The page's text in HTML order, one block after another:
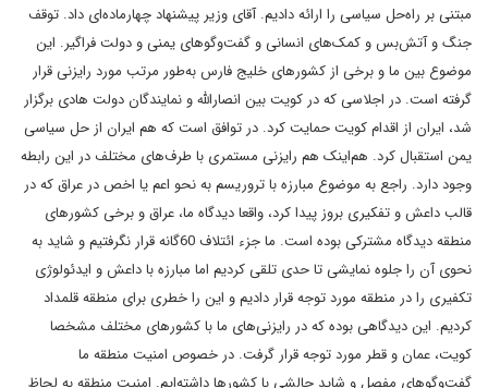
مبتنی بر راه‌حل سیاسی را ارائه دادیم. آقای وزیر پیشنهاد چهار‌ماده‌ای داد. توقف
جنگ و آتش‌بس و کمک‌های انسانی و گفت‌وگوهای یمنی و دولت فراگیر. این
موضوع بین ما و برخی از کشورهای خلیج فارس به‌طور مرتب مورد رایزنی قرار
گرفته است. در اجلاسی که در کویت بین انصارالله و نمایندگان دولت هادی برگزار
شد، ایران از اقدام کویت حمایت کرد. در توافق است که هم ایران از حل سیاسی
یمن استقبال کرد. هم‌اینک هم رایزنی مستمری با طرف‌های مختلف در این رابطه
وجود دارد. راجع به موضوع مبارزه با تروریسم به نحو اعم یا اخص در عراق که در
قالب داعش و تفکیری بروز پیدا کرد، واقعا دیدگاه ما، عراق و برخی کشورهای
منطقه دیدگاه مشترکی بوده است. ما جزء ائتلاف 60گانه قرار نگرفتیم و شاید به
نحوی آن را جلوه نمایشی تا حدی تلقی کردیم اما مبارزه با داعش و ایدئولوژی
تکفیری را در منطقه مورد توجه قرار دادیم و این را خطری برای منطقه قلمداد
کردیم. این دیدگاهی بوده که در رایزنی‌های ما با کشورهای مختلف مشخصا
کویت، عمان و قطر مورد توجه قرار گرفت. در خصوص امنیت منطقه ما